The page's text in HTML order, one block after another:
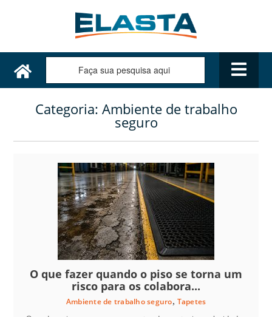
Categoria: Ambiente de trabalho
seguro
O que fazer quando o piso se torna um
risco para os colabora...
Ambiente de trabalho seguro, Tapetes